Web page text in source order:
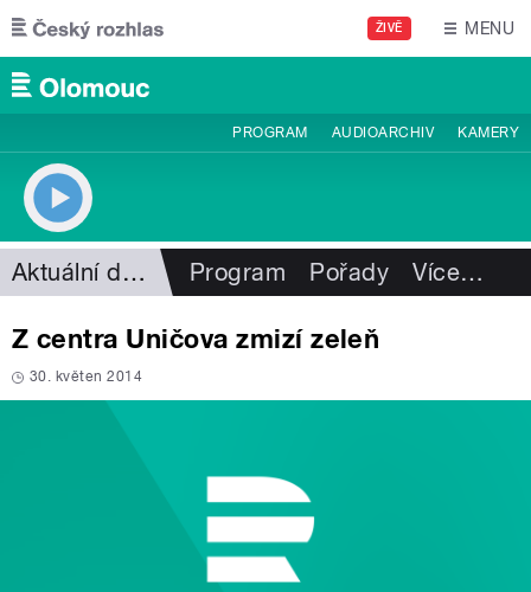
Přejít k hlavnímu obsahu
ŽIVĚ MENU
PROGRAM AUDIOARCHIV KAMERY
Aktuální dění Program Pořady Více…
Z centra Uničova zmizí zeleň
30. květen 2014